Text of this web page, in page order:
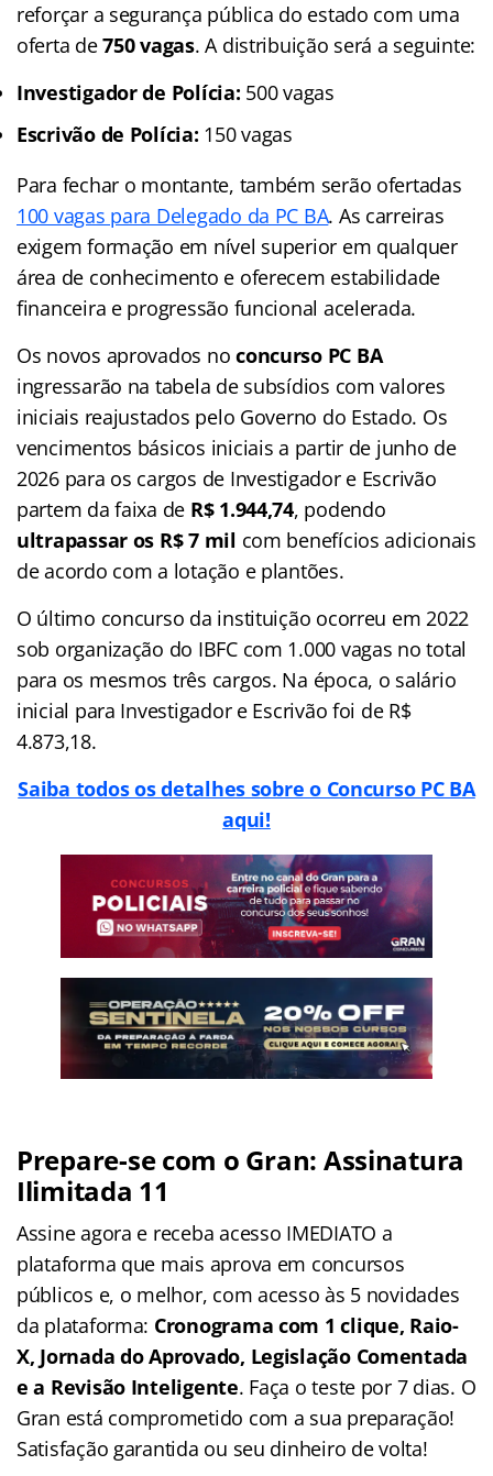
reforçar a segurança pública do estado com uma
oferta de750 vagas. A distribuição será a seguinte:
Investigador de Polícia: 500 vagas
Escrivão de Polícia: 150 vagas
Para fechar o montante, também serão ofertadas
100 vagas para Delegado da PC BA. As carreiras
exigem formação em nível superior em qualquer
área de conhecimento e oferecem estabilidade
financeira e progressão funcional acelerada.
Os novos aprovados noconcurso PC BA
ingressarão na tabela de subsídios com valores
iniciais reajustados pelo Governo do Estado. Os
vencimentos básicos iniciais a partir de junho de
2026 para os cargos de Investigador e Escrivão
partem da faixa de R$ 1.944,74, podendo
ultrapassar os R$ 7 mil com benefícios adicionais
de acordo com a lotação e plantões.
O último concurso da instituição ocorreu em 2022
sob organização do IBFC com 1.000 vagas no total
para os mesmos três cargos. Na época, o salário
inicial para Investigador e Escrivão foi de R$
4.873,18.
Saiba todos os detalhes sobre o Concurso PC BA
aqui!
Prepare-se com o Gran: Assinatura
Ilimitada 11
Assine agora e receba acesso IMEDIATO a
plataforma que mais aprova em concursos
públicos e, o melhor, com acesso às 5 novidades
da plataforma: Cronograma com 1 clique, Raio-
X, Jornada do Aprovado, Legislação Comentada
e a Revisão Inteligente. Faça o teste por 7 dias. O
Gran está comprometido com a sua preparação!
Satisfação garantida ou seu dinheiro de volta!